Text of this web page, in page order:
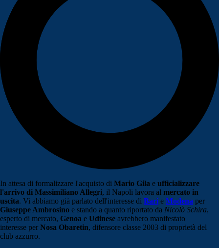
In attesa di formalizzare l'acquisto di Mario Gila e ufficializzare
l'arrivo di Massimiliano Allegri, il Napoli lavora al mercato in
uscita. Vi abbiamo già parlato dell'interesse di Bari e Modena per
Giuseppe Ambrosino e stando a quanto riportato da Nicolò Schira,
esperto di mercato, Genoa e Udinese avrebbero manifestato
interesse per Nosa Obaretin, difensore classe 2003 di proprietà del
club azzurro.